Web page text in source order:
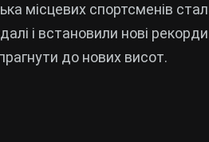
місцевих спортсменів
і встановили нові
до нових висот.